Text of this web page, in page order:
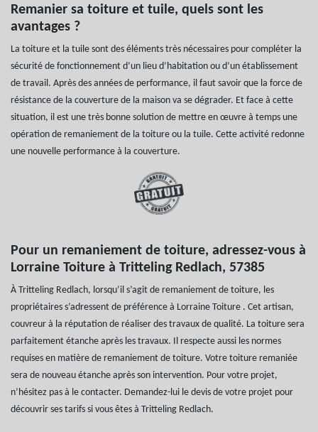
Remanier sa toiture et tuile, quels sont les
avantages ?
La toiture et la tuile sont des éléments très nécessaires pour compléter la
sécurité de fonctionnement d’un lieu d’habitation ou d’un établissement
de travail. Après des années de performance, il faut savoir que la force de
résistance de la couverture de la maison va se dégrader. Et face à cette
situation, il est une très bonne solution de mettre en œuvre à temps une
opération de remaniement de la toiture ou la tuile. Cette activité redonne
une nouvelle performance à la couverture.
Pour un remaniement de toiture, adressez-vous à
Lorraine Toiture à Tritteling Redlach, 57385
À Tritteling Redlach, lorsqu’il s’agit de remaniement de toiture, les
propriétaires s’adressent de préférence à Lorraine Toiture . Cet artisan,
couvreur à la réputation de réaliser des travaux de qualité. La toiture sera
parfaitement étanche après les travaux. Il respecte aussi les normes
requises en matière de remaniement de toiture. Votre toiture remaniée
sera de nouveau étanche après son intervention. Pour votre projet,
n’hésitez pas à le contacter. Demandez-lui le devis de votre projet pour
découvrir ses tarifs si vous êtes à Tritteling Redlach.